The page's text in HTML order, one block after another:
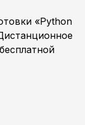
«Python